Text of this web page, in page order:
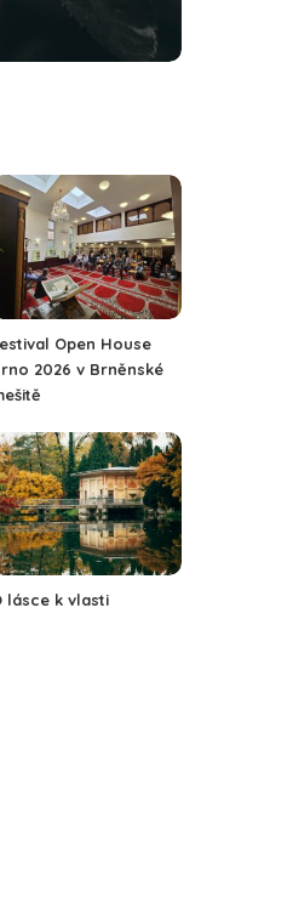
Open House
2026 v Brněnské
lásce k vlasti